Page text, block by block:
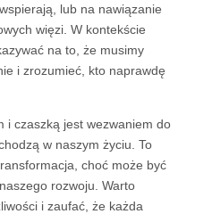
lub na nawiązanie
więzi. W kontekście
na to, że musimy
i zrozumieć, kto naprawdę
i czaszką jest wezwaniem do
w naszym życiu. To
choć może być
rozwoju. Warto
i zaufać, że każda